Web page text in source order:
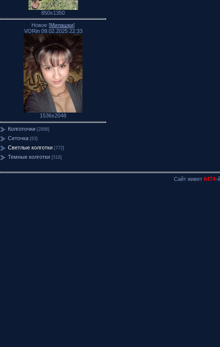
850x1350
Новое [Милашки]
VORin 09.02.2025 22:33
1536x2048
Колготочки [2886]
Сеточка [63]
Светлые колготки [772]
Темные колготки [518]
Сайт живет 6474-